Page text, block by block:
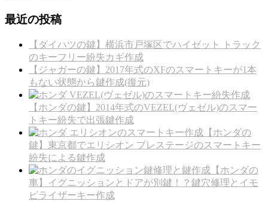
最近の投稿
【ダイハツの鍵】横浜市戸塚区でハイゼット トラック
のキーフリー紛失カギ作成
【ジャガーの鍵】2017年式のXFのスマートキーが1本
もない状態から鍵作成(復元)
【ホンダの鍵】2014年式のVEZEL(ヴェゼル)のスマー
トキー紛失で出張鍵作成
【ホンダの
鍵】東京都でエリシオン プレステージのスマートキー
紛失による鍵作成
【ホンダの
車】イグニッションとドアが別鍵！？鍵穴修理とイモ
ビライザーキー作成